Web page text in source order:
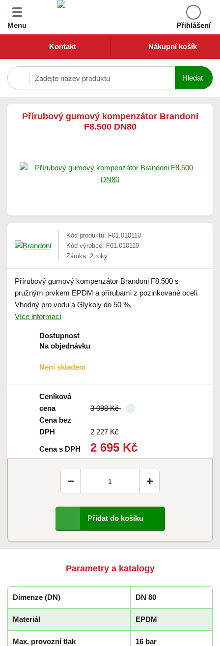
Menu Přihlášení
Kontakt Nákupní košík
Přírubový gumový kompenzátor Brandoni
F8.500 DN80
Kód produktu: F01.010110
Kód výrobce: F01.010110
Záruka: 2 roky
Přírubový gumový kompenzátor Brandoni F8.500 s
pružným prvkem EPDM a přírubami z pozinkované oceli.
Vhodný pro vodu a Glykoly do 50 %.
Více informací
Dostupnost
Na objednávku
Není skladem
Ceníková
cena
3 098 Kč
Cena bez
DPH
2 227 Kč
Cena s DPH 2 695 Kč
+
−
Přidat do košíku
Parametry a katalogy
Dimenze (DN) DN 80
Materiál EPDM
Max. provozní tlak 16 bar